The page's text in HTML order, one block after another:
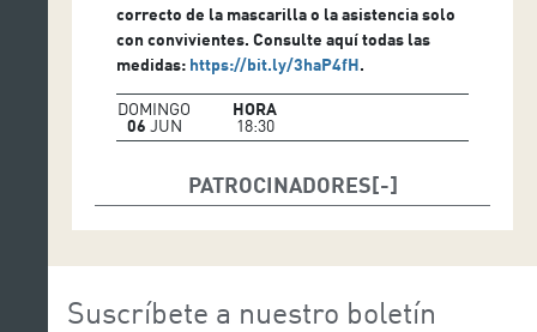
correcto de la mascarilla o la asistencia solo
con convivientes. Consulte aquí todas las
medidas: https://bit.ly/3haP4fH.
DOMINGO
06 JUN
HORA
18:30
PATROCINADORES
Suscríbete a nuestro boletín